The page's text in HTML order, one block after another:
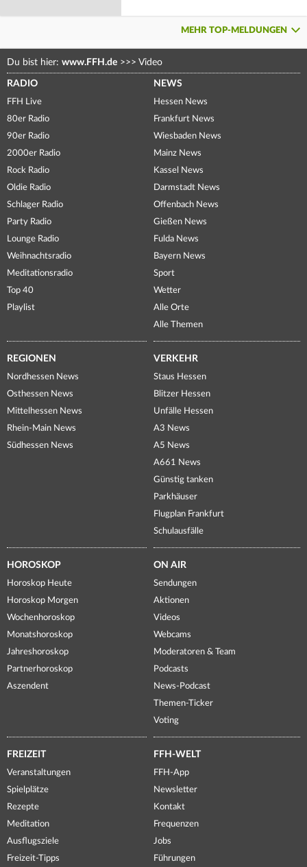
MEHR TOP-MELDUNGEN
Du bist hier: www.FFH.de >>> Video
RADIO
FFH Live
80er Radio
90er Radio
2000er Radio
Rock Radio
Oldie Radio
Schlager Radio
Party Radio
Lounge Radio
Weihnachtsradio
Meditationsradio
Top 40
Playlist
NEWS
Hessen News
Frankfurt News
Wiesbaden News
Mainz News
Kassel News
Darmstadt News
Offenbach News
Gießen News
Fulda News
Bayern News
Sport
Wetter
Alle Orte
Alle Themen
REGIONEN
Nordhessen News
Osthessen News
Mittelhessen News
Rhein-Main News
Südhessen News
VERKEHR
Staus Hessen
Blitzer Hessen
Unfälle Hessen
A3 News
A5 News
A661 News
Günstig tanken
Parkhäuser
Flugplan Frankfurt
Schulausfälle
HOROSKOP
Horoskop Heute
Horoskop Morgen
Wochenhoroskop
Monatshoroskop
Jahreshoroskop
Partnerhoroskop
Aszendent
ON AIR
Sendungen
Aktionen
Videos
Webcams
Moderatoren & Team
Podcasts
News-Podcast
Themen-Ticker
Voting
FREIZEIT
Veranstaltungen
Spielplätze
Rezepte
Meditation
Ausflugsziele
Freizeit-Tipps
FFH-WELT
FFH-App
Newsletter
Kontakt
Frequenzen
Jobs
Führungen